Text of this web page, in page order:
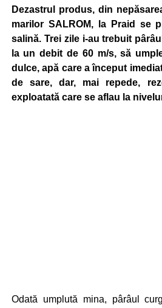
Dezastrul produs, din
marilor SALROM, la Praid se
salină. Trei zile i-au trebuit
la un debit de 60 m/s, să
dulce, apă care a început
de sare, dar, mai repede,
exploatată care se aflau la
Odată umplută mina, pârâul